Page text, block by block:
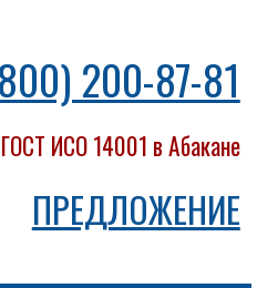
200-87-81
ИСО 14001 в Абакане
ПРЕДЛОЖЕНИЕ